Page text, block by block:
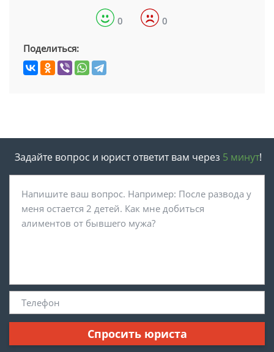
0 0
Поделиться:
Задайте вопрос и юрист ответит вам через 5 минут!
Спросить юриста